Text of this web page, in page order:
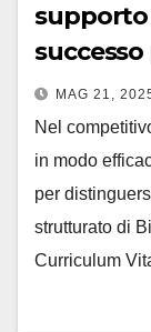
supporto
MAG 21,
Nel
in modo
per
strutturato di
Curriculum